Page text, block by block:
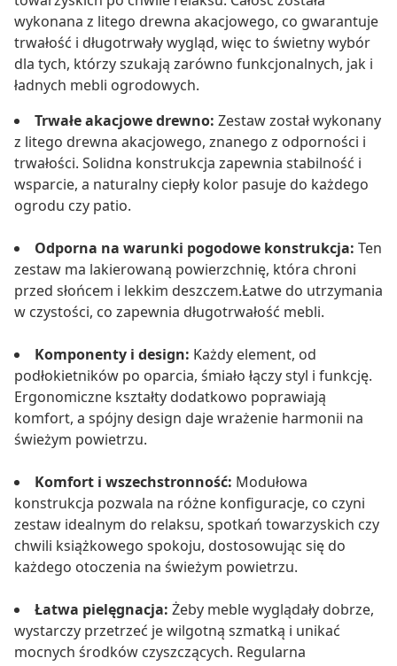
wykonana z litego drewna akacjowego, co gwarantuje
trwałość i długotrwały wygląd, więc to świetny wybór
dla tych, którzy szukają zarówno funkcjonalnych, jak i
ładnych mebli ogrodowych.
Trwałe akacjowe drewno: Zestaw został wykonany
z litego drewna akacjowego, znanego z odporności i
trwałości. Solidna konstrukcja zapewnia stabilność i
wsparcie, a naturalny ciepły kolor pasuje do każdego
ogrodu czy patio.
Odporna na warunki pogodowe konstrukcja: Ten
zestaw ma lakierowaną powierzchnię, która chroni
przed słońcem i lekkim deszczem.Łatwe do utrzymania
w czystości, co zapewnia długotrwałość mebli.
Komponenty i design: Każdy element, od
podłokietników po oparcia, śmiało łączy styl i funkcję.
Ergonomiczne kształty dodatkowo poprawiają
komfort, a spójny design daje wrażenie harmonii na
świeżym powietrzu.
Komfort i wszechstronność: Modułowa
konstrukcja pozwala na różne konfiguracje, co czyni
zestaw idealnym do relaksu, spotkań towarzyskich czy
chwili książkowego spokoju, dostosowując się do
każdego otoczenia na świeżym powietrzu.
Łatwa pielęgnacja: Żeby meble wyglądały dobrze,
wystarczy przetrzeć je wilgotną szmatką i unikać
mocnych środków czyszczących. Regularna